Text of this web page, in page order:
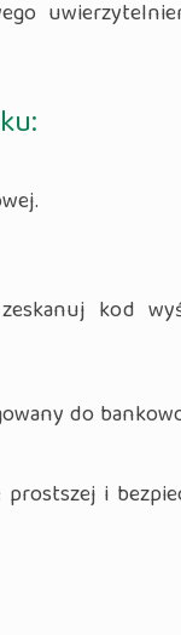
kod
do
i